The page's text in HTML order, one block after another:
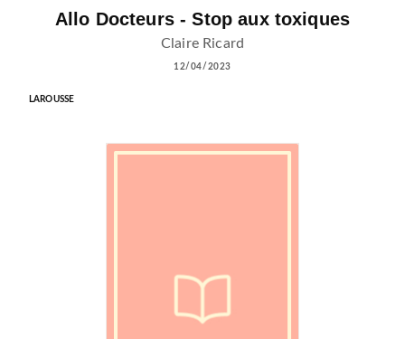
Allo Docteurs - Stop aux toxiques
Claire Ricard
12/04/2023
LAROUSSE